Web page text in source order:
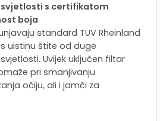
s certifikatom
boja
standard TUV Rheinland
uistinu štite od duge
Uvijek uključen filtar
pri smanjivanju
očiju, ali i jamči za